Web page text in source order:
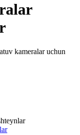
kameralar uchun